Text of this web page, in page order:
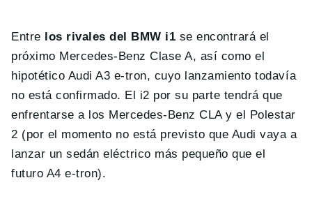
Entre los rivales del BMW i1 se encontrará el
próximo Mercedes-Benz Clase A, así como el
hipotético Audi A3 e-tron, cuyo lanzamiento todavía
no está confirmado. El i2 por su parte tendrá que
enfrentarse a los Mercedes-Benz CLA y el Polestar
2 (por el momento no está previsto que Audi vaya a
lanzar un sedán eléctrico más pequeño que el
futuro A4 e-tron).